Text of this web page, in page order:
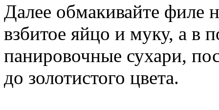
Далее обмакивайте филе
взбитое яйцо и муку, а в
панировочные сухари,
до золотистого цвета.